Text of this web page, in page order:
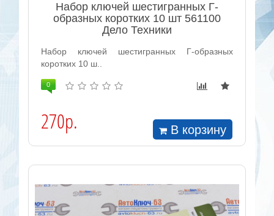
Набор ключей шестигранных Г-
образных коротких 10 шт 561100
Дело Техники
Набор ключей шестигранных Г-образных
коротких 10 ш..
0
270р. В корзину